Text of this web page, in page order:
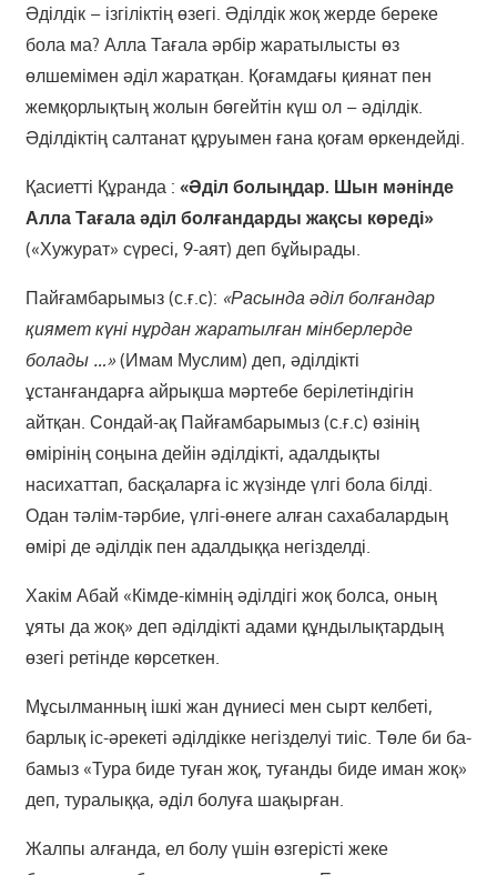
Әділдік – ізгіліктің өзегі. Әділдік жоқ жерде береке
бола ма? Алла Тағала әрбір жаратылысты өз
өлшемімен әділ жаратқан. Қоғамдағы қиянат пен
жемқорлықтың жолын бөгейтін күш ол – әділдік.
Әділдіктің салта­нат құруымен ғана қоғам өркендейді.
Қасиетті Құранда : «Әділ болыңдар. Шын мәнінде
Алла Тағала әділ болғандарды жақсы көреді»
(«Хужу­рат» сүресі, 9-аят) деп бұйырады.
Пайғамбарымыз (с.ғ.с): «Расында әділ болғандар
қиямет күні нұрдан жаратылған мінберлерде
болады …» (Имам Муслим) деп, әділдікті
ұстанғандарға айрықша мәртебе берілетіндігін
айтқан. Сондай-ақ Пайғамбарымыз (с.ғ.с) өзінің
өмірінің соңына дейін әділдікті, адалдықты
насихаттап, басқаларға іс жүзінде үлгі бола білді.
Одан тәлім-тәрбие, үлгі-өнеге алған сахабалардың
өмірі де әділдік пен адалдыққа негізделді.
Хакім Абай «Кімде-кімнің әділдігі жоқ болса, оның
ұяты да жоқ» деп әділдікті адами құндылықтардың
өзегі ретінде көрсеткен.
Мұсылманның ішкі жан дүниесі мен сырт келбеті,
барлық іс-әрекеті әділдікке негізделуі тиіс. Төле би ба­
бамыз «Тура биде туған жоқ, туғанды биде иман жоқ»
деп, туралыққа, әділ болуға шақырған.
Жалпы алғанда, ел болу үшін өзгерісті жеке